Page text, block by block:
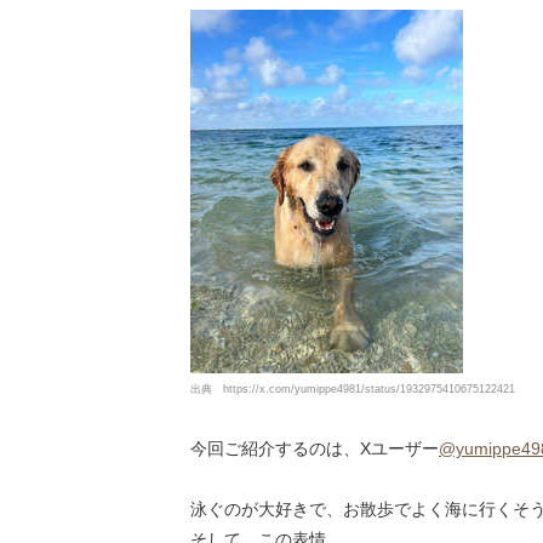
出典 https://x.com/yumippe4981/status/1932975410675122421
今回ご紹介するのは、Xユーザー
泳ぐのが大好きで、お散歩でよく海に行くそう